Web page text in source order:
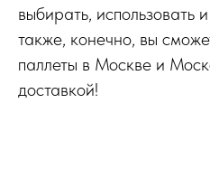
выбирать, использовать
также, конечно, вы
паллеты в Москве и
доставкой!